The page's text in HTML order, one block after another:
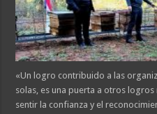
«Un logro contribuido a las
solas, es una puerta a otros
sentir la confianza y el